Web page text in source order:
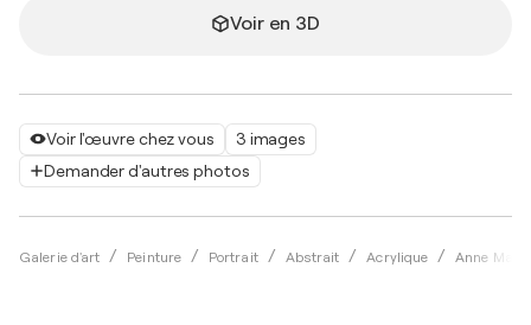
Voir l'œuvre chez vous
3 images
Demander d'autres photos
Galerie d'art Peinture Portrait Abstrait Acrylique Anne
Voir en 3D